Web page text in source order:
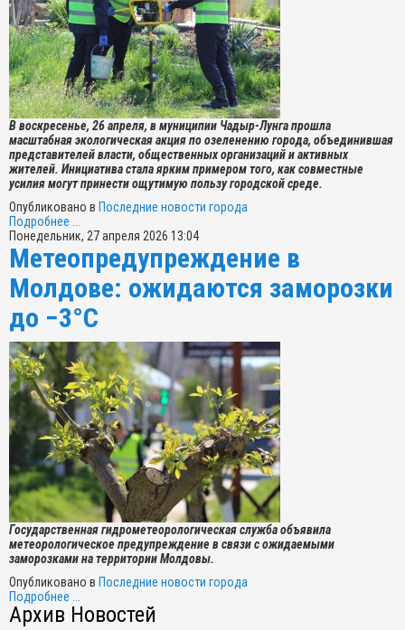
В воскресенье, 26 апреля, в муниципии Чадыр-Лунга прошла
масштабная экологическая акция по озеленению города, объединившая
представителей власти, общественных организаций и активных
жителей. Инициатива стала ярким примером того, как совместные
усилия могут принести ощутимую пользу городской среде.
Опубликовано в Последние новости города
Подробнее ...
Понедельник, 27 апреля 2026 13:04
Метеопредупреждение в
Молдове: ожидаются заморозки
до −3°C
Государственная гидрометеорологическая служба объявила
метеорологическое предупреждение в связи с ожидаемыми
заморозками на территории Молдовы.
Опубликовано в Последние новости города
Подробнее ...
Архив Новостей